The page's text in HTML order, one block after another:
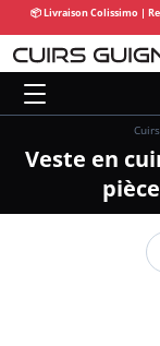
📦 Livraison Colissimo |
Veste en